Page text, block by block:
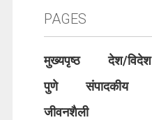
PAGES
मुख्यपृष्ठ देश/विदेश
पुणे
संपादकीय
जीवनशैली